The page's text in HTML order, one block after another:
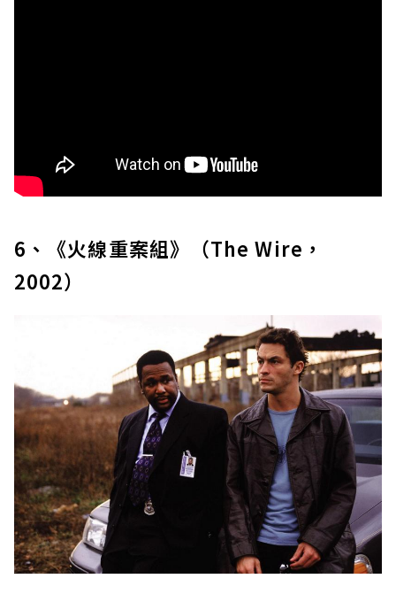
6、《火線重案組》（The Wire，
2002）